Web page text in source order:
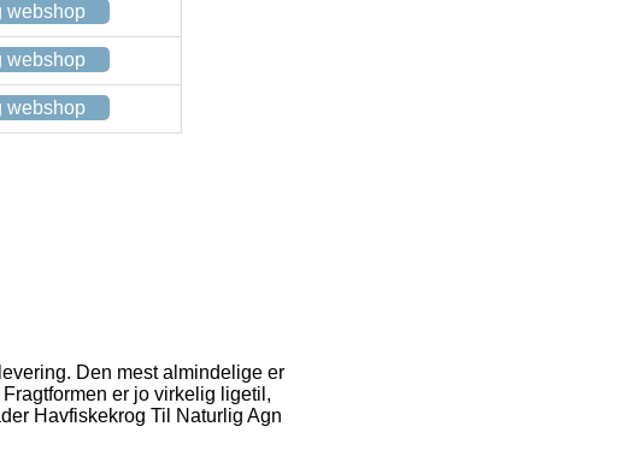
webshop
webshop
webshop
Den mest almindelige er
er jo virkelig ligetil,
Havfiskekrog Til Naturlig Agn